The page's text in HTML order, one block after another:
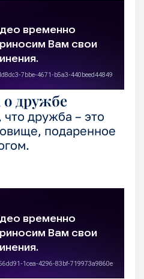
о дружбе
что дружба – это
подаренное